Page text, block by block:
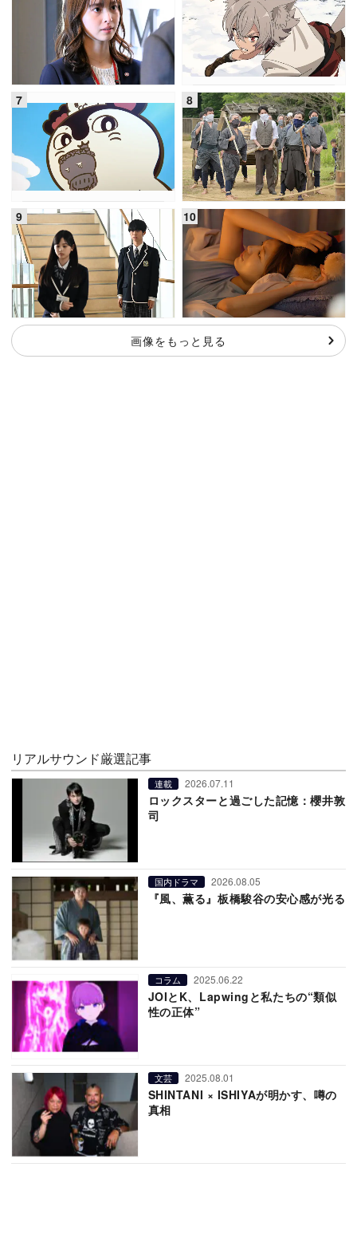
画像をもっと見る
リアルサウンド厳選記事
連載 2026.07.11
ロックスターと過ごした記憶：櫻井敦
司
国内ドラマ 2026.08.05
『風、薫る』板橋駿谷の安心感が光る
コラム 2025.06.22
JOIとK、Lapwingと私たちの“類似
性の正体”
文芸 2025.08.01
SHINTANI × ISHIYAが明かす、噂の
真相